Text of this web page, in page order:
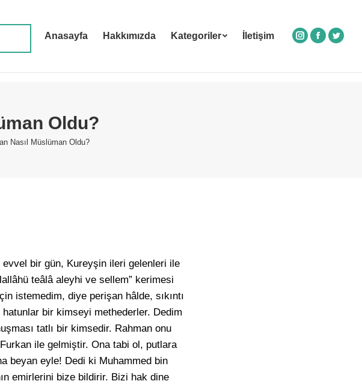
Anasayfa Hakkımızda Kategoriler İletişim
Instagram
Facebook
Oldu?
Nasıl Müslüman Oldu?
evvel bir gün, Kureyşin ileri gelenleri ile
teâlâ aleyhi ve sellem” kerimesi
istemedim, diye perişan hâlde, sıkıntı
bir kimseyi methederler. Dedim
tatlı bir kimsedir. Rahman onu
ile gelmiştir. Ona tabi ol, putlara
beyan eyle! Dedi ki Muhammed bin
emirlerini bize bildirir. Bizi hak dine